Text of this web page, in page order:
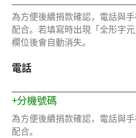
為方便後續捐款確認，電話與
配合。若填寫時出現「全形字
欄位後會自動消失。
電話
+分機號碼
為方便後續捐款確認，電話與
配合。